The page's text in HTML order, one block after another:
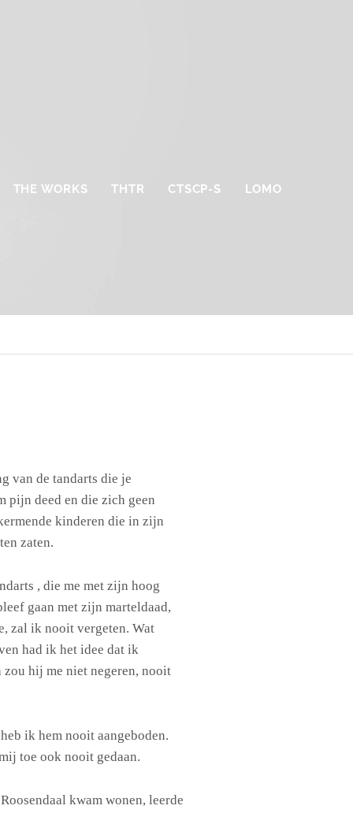
THE WORKS THTR CTSCP-S LOMO
van de tandarts die je
deed en die zich geen
kinderen die in zijn
zaten.
, die me met zijn hoog
gaan met zijn marteldaad,
zal ik nooit vergeten. Wat
had ik het idee dat ik
zou hij me niet negeren, nooit
ik hem nooit aangeboden.
toe ook nooit gedaan.
kwam wonen, leerde